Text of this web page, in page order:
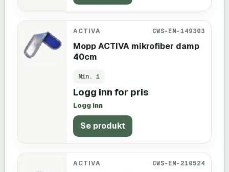
ACTIVA CWS-EM-149303
Mopp ACTIVA mikrofiber damp
40cm
Min. 1
Logg inn for pris
Logg inn
Se produkt
ACTIVA CWS-EM-210524